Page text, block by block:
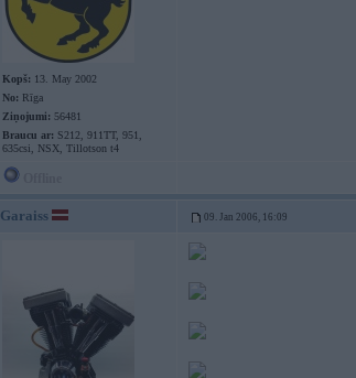
Kopš: 13. May 2002
No: Rīga
Ziņojumi: 56481
Braucu ar: S212, 911TT, 951,
635csi, NSX, Tillotson t4
Garaiss 09. Jan 2006, 16:09